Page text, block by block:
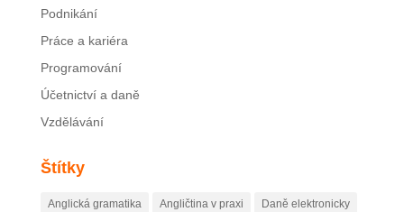
Podnikání
Práce a kariéra
Programování
Účetnictví a daně
Vzdělávání
Štítky
Anglická gramatika Angličtina v praxi Daně elektronicky